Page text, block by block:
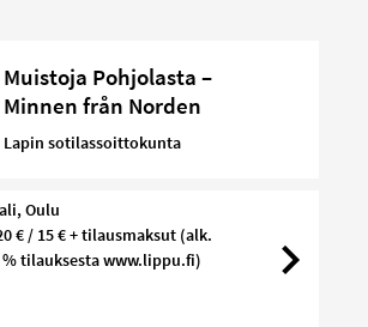
Muistoja Pohjolasta –
Minnen från Norden
Lapin sotilassoittokunta
Oulu
€ / 15 € + tilausmaksut (alk.
% tilauksesta www.lippu.fi)